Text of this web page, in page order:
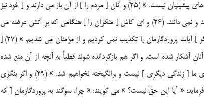
کساني که کفر ورزيدند، مي گويند: « اين [ کتاب ] چيزي جز افسانه هاي پيشينيان نيست. » (25) و آنان [ مردم را ] از آن باز مي دارند و [ خود نيز
] از آن دوري مي کنند، و [لي] جز خويشتن را به هلاکت نمي افکنند و نمي دانند. (26) و اي کاش [ منکران را ] هنگامي که بر آتش عرضه مي
شوند، مي ديدي که مي گويند: « کاش بازگردانده مي شديم و [ ديگر ] آيات پروردگارمان را تکذيب نمي کرديم و از مؤمنان مي شديم. » (27) [
آشکار شده است. و اگر هم بازگردانده شوند قطعاً به آنچه از آن منع شده
بودند برمي گردند و آنان دروغگويند. (28) و گفتند: « جز زندگي دنياي ما [ زندگي ديگري ] نيست و برانگيخته نخواهيم شد. » (29) و اگر بنگري
« آيا اين حقّ نيست؟ » مي گويند: « چرا، سوگند به پروردگارمان [ که